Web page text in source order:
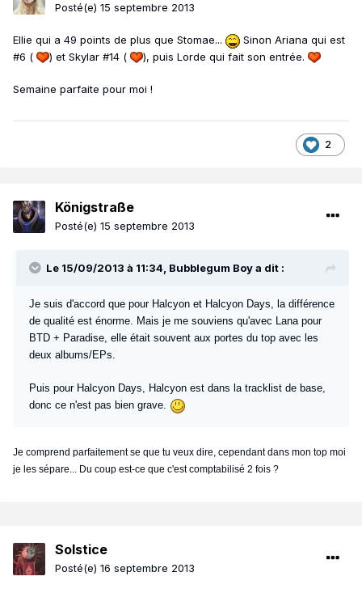
Posté(e) 15 septembre 2013
Ellie qui a 49 points de plus que Stomae...
Sinon Ariana qui est
#6 (
) et Skylar #14 ( ), puis Lorde qui fait son entrée.
Semaine parfaite pour moi !
2
Königstraße
Posté(e) 15 septembre 2013
Le 15/09/2013 à 11:34, Bubblegum Boy a dit :
Je suis d'accord que pour Halcyon et Halcyon Days, la différence
de qualité est énorme. Mais je me souviens qu'avec Lana pour
BTD + Paradise, elle était souvent aux portes du top avec les
deux albums/EPs.
Puis pour Halcyon Days, Halcyon est dans la tracklist de base,
donc ce n'est pas bien grave.
Je comprend parfaitement se que tu veux dire, cependant dans mon top moi
je les sépare... Du coup est-ce que c'est comptabilisé 2 fois ?
Solstice
Posté(e) 16 septembre 2013